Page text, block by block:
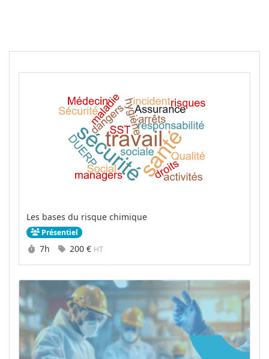
Les bases du risque chimique
Présentiel
Durée :
7h Prix :
200 € HT